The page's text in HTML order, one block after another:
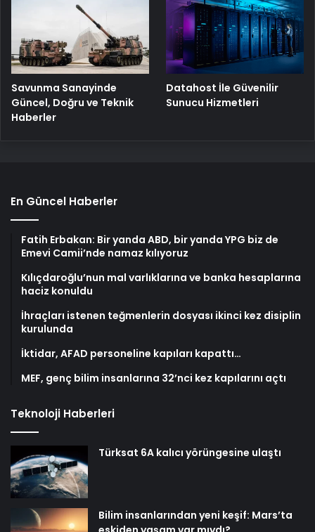
Savunma Sanayinde
Güncel, Doğru ve Teknik
Haberler
Datahost İle Güvenilir
Sunucu Hizmetleri
En Güncel Haberler
Fatih Erbakan: Bir yanda ABD, bir yanda YPG biz de
Emevi Camii’nde namaz kılıyoruz
Kılıçdaroğlu’nun mal varlıklarına ve banka hesaplarına
haciz konuldu
İhraçları istenen teğmenlerin dosyası ikinci kez disiplin
kurulunda
İktidar, AFAD personeline kapıları kapattı…
MEF, genç bilim insanlarına 32’nci kez kapılarını açtı
Teknoloji Haberleri
Türksat 6A kalıcı yörüngesine ulaştı
Bilim insanlarından yeni keşif: Mars’ta